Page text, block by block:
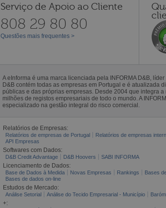
Serviço de Apoio ao Cliente
808 29 80 80
Questões mais frequentes >
A eInforma é uma marca licenciada pela INFORMA D&B,
D&B contém todas as empresas em Portugal e é atualizada
públicas e das próprias empresas. Desde 2004 que integra
milhões de registos empresariais de todo o mundo. A
especializado na gestão integral do risco comercial.
Relatórios de Empresas:
Relatórios de empresas de Portugal Relatórios de empresas
API Empresas
Softwares com Dados:
D&B Credit Advantage D&B Hoovers SABI INFORMA
Licenciamento de Dados:
Base de Dados à Medida Novas Empresas Rankings Bases
Bases de dados on-line
Estudos de Mercado:
Análise Setorial Análise do Tecido Empresarial - Município
+: